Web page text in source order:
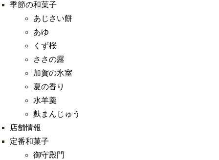
季節の和菓子
あじさい餅
あゆ
くず桜
ささの露
加賀の氷室
夏の香り
水羊羹
麩まんじゅう
店舗情報
定番和菓子
御守殿門